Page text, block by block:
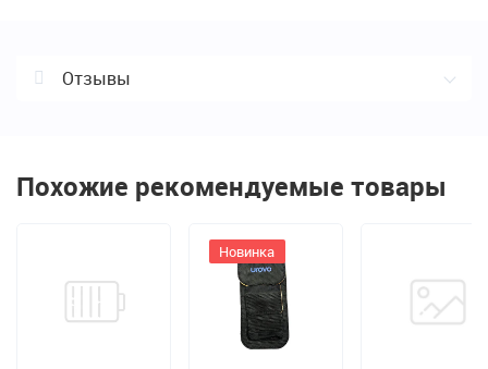
Отзывы
wrist strap for Handheld Terminals
Похожие рекомендуемые товары
Новинка